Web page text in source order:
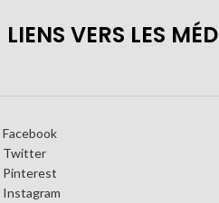
LIENS VERS LES
Facebook
Twitter
Pinterest
Instagram